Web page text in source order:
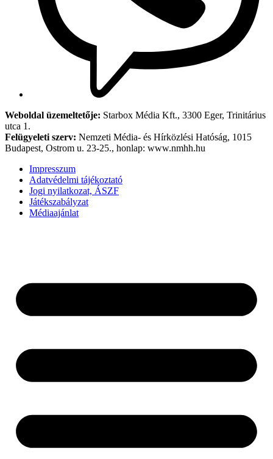
Weboldal üzemeltetője: Starbox Média Kft., 3300 Eger, Trinitárius
utca 1.
Felügyeleti szerv: Nemzeti Média- és Hírközlési Hatóság, 1015
Budapest, Ostrom u. 23-25., honlap: www.nmhh.hu
Impresszum
Adatvédelmi tájékoztató
Jogi nyilatkozat, ÁSZF
Játékszabályzat
Médiaajánlat